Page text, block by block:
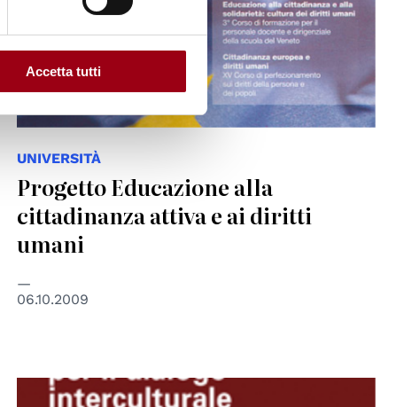
Accetta tutti
UNIVERSITÀ
Progetto Educazione alla
cittadinanza attiva e ai diritti
umani
06.10.2009
© Centro Diritti Umani - Università di Padova